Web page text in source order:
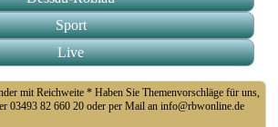
Sport
Live
mit Reichweite * Haben Sie Themenvorschläge für uns,
03493 82 660 20 oder per Mail an info@rbwonline.de